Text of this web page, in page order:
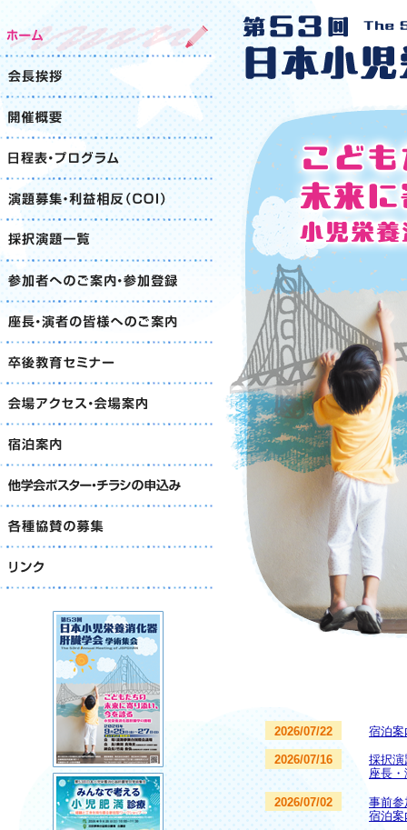
2026/07/22 宿泊案
2026/07/16
採択演
座長
2026/07/02
事前参
宿泊案